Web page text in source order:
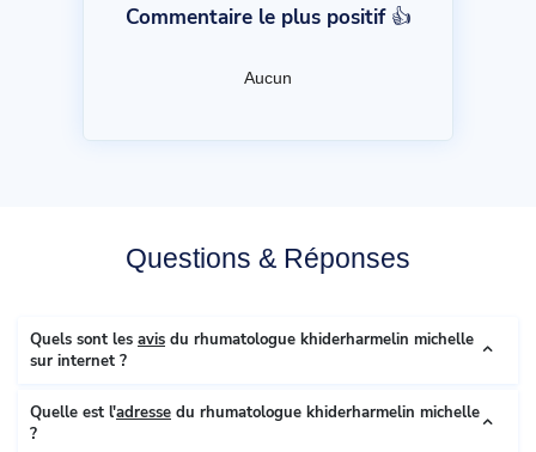
Commentaire le plus positif 👍
Aucun
Questions & Réponses
Quels sont les avis du rhumatologue khiderharmelin michelle
sur internet ?
Quelle est l'adresse du rhumatologue khiderharmelin michelle
?